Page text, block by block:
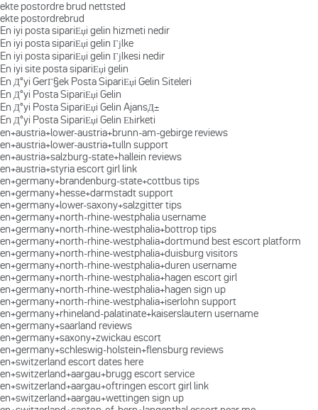
ekte postordre brud nettsted
ekte postordrebrud
En iyi posta sipariЕџi gelin hizmeti nedir
En iyi posta sipariЕџi gelin Гјlke
En iyi posta sipariЕџi gelin Гјlkesi nedir
En iyi site posta sipariЕџi gelin
En Д°yi GerГ§ek Posta SipariЕџi Gelin Siteleri
En Д°yi Posta SipariЕџi Gelin
En Д°yi Posta SipariЕџi Gelin AjansД±
En Д°yi Posta SipariЕџi Gelin Ећirketi
en+austria+lower-austria+brunn-am-gebirge reviews
en+austria+lower-austria+tulln support
en+austria+salzburg-state+hallein reviews
en+austria+styria escort girl link
en+germany+brandenburg-state+cottbus tips
en+germany+hesse+darmstadt support
en+germany+lower-saxony+salzgitter tips
en+germany+north-rhine-westphalia username
en+germany+north-rhine-westphalia+bottrop tips
en+germany+north-rhine-westphalia+dortmund best escort platform
en+germany+north-rhine-westphalia+duisburg visitors
en+germany+north-rhine-westphalia+duren username
en+germany+north-rhine-westphalia+hagen escort girl
en+germany+north-rhine-westphalia+hagen sign up
en+germany+north-rhine-westphalia+iserlohn support
en+germany+rhineland-palatinate+kaiserslautern username
en+germany+saarland reviews
en+germany+saxony+zwickau escort
en+germany+schleswig-holstein+flensburg reviews
en+switzerland escort dates here
en+switzerland+aargau+brugg escort service
en+switzerland+aargau+oftringen escort girl link
en+switzerland+aargau+wettingen sign up